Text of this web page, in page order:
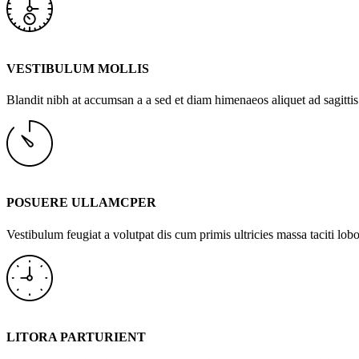
VESTIBULUM MOLLIS
Blandit nibh at accumsan a a sed et diam himenaeos aliquet ad
POSUERE ULLAMCPER
Vestibulum feugiat a volutpat dis cum primis ultricies massa taciti
LITORA PARTURIENT